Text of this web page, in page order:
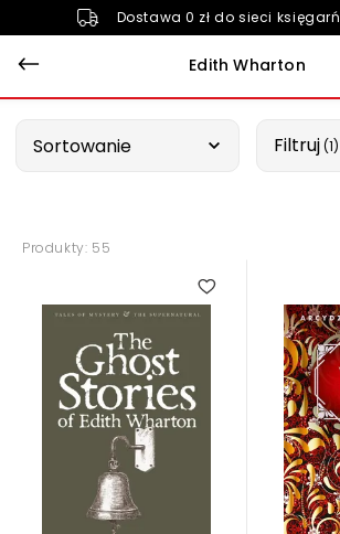
Dostawa 0 zł do sieci księgarń
Edith Wharton
Sortowanie Filtruj (1)
Produkty: 55